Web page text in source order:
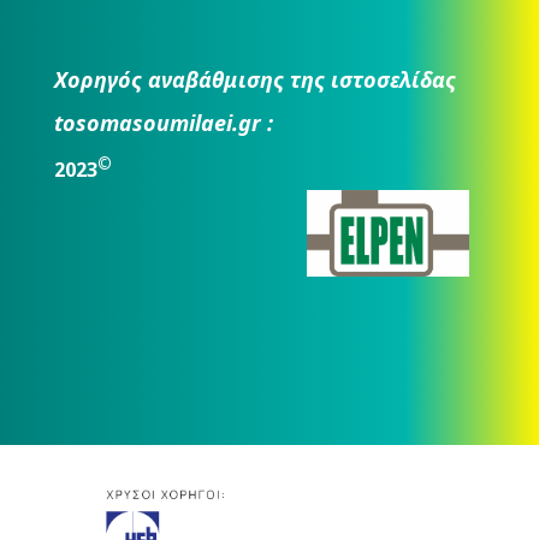
Χορηγός αναβάθμισης της ιστοσελίδας
tosomasoumilaei.gr :
2023©